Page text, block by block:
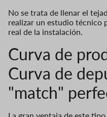
No se trata de llenar el
realizar un estudio técnico
real de la instalación.
Curva de
Curva de
"match"